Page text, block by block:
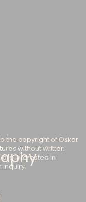
the copyright of Oskar
without written
are interested in
inquiry.